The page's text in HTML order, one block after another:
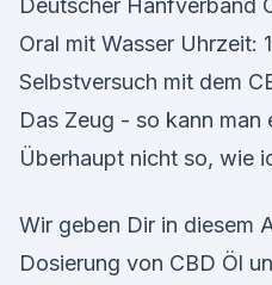
Deutscher Hanfverband
Oral mit Wasser Uhrzeit:
Selbstversuch mit dem
Das Zeug - so kann man
Überhaupt nicht so, wie
Wir geben Dir in diesem
Dosierung von CBD Öl